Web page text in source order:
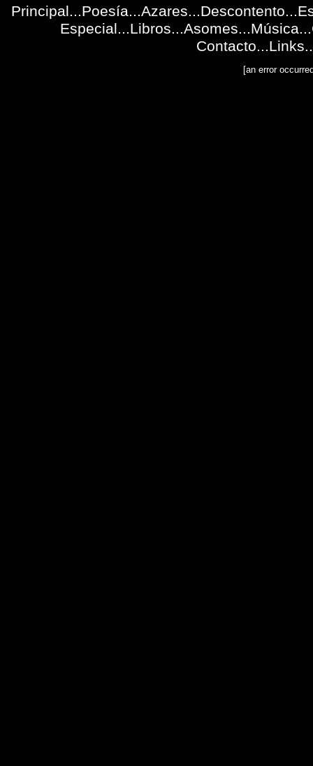
Principal...Poesía...Azares...Descontento...
Especial...Libros...Asomes...Música...
Contacto...Links
[an error